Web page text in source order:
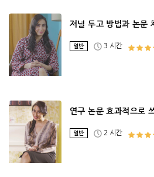
저널 투고 방법과 논문
일반 3 시간
연구 논문 효과적으로
일반 2 시간